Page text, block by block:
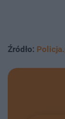
Źródło: